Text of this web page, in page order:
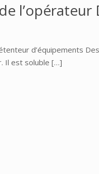
d’équipements
Il est soluble […]